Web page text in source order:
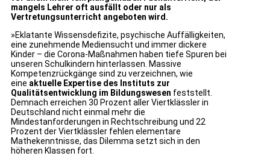
mangels Lehrer oft ausfällt oder nur als
Vertretungsunterricht angeboten wird.
»Eklatante Wissensdefizite, psychische Auffälligkeiten,
eine zunehmende Mediensucht und immer dickere
Kinder – die Corona-Maßnahmen haben tiefe Spuren bei
unseren Schulkindern hinterlassen. Massive
Kompetenzrückgänge sind zu verzeichnen, wie
eine aktuelle Expertise des Instituts zur
Qualitätsentwicklung im Bildungswesen feststellt.
Demnach erreichen 30 Prozent aller Viertklässler in
Deutschland nicht einmal mehr die
Mindestanforderungen in Rechtschreibung und 22
Prozent der Viertklässler fehlen elementare
Mathekenntnisse, das Dilemma setzt sich in den
höheren Klassen fort.